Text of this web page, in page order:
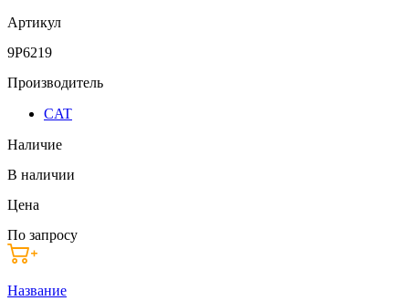
Артикул
9P6219
Производитель
CAT
Наличие
В наличии
Цена
По запросу
Название